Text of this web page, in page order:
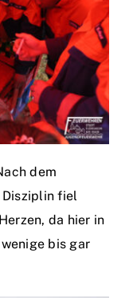
dem
fiel
da hier in
bis gar